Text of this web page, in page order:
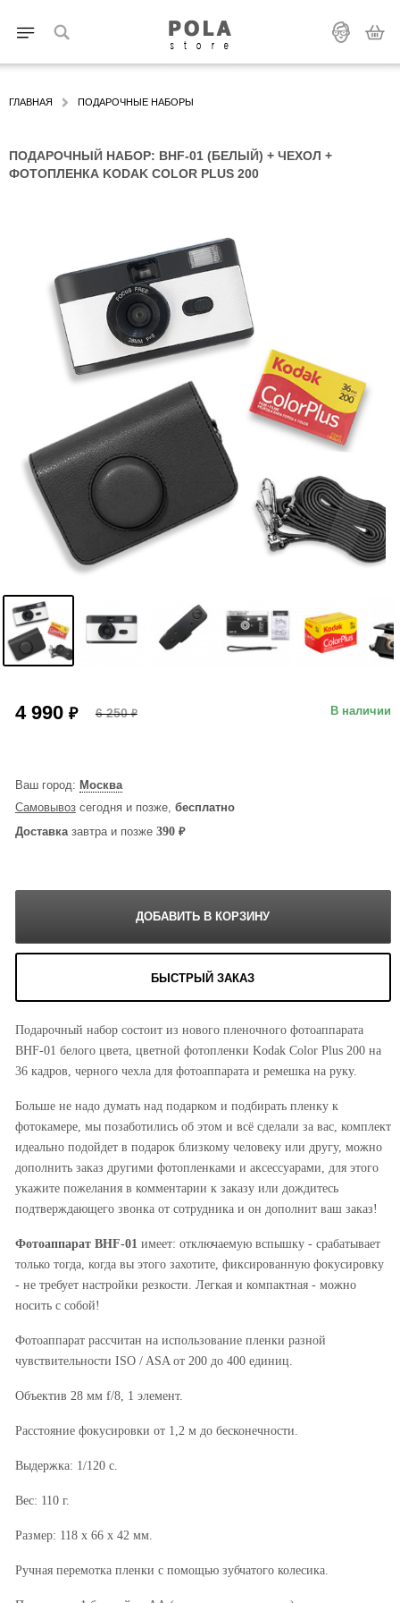
ГЛАВНАЯ ПОДАРОЧНЫЕ НАБОРЫ
ПОДАРОЧНЫЙ НАБОР: BHF-01 (БЕЛЫЙ) + ЧЕХОЛ +
ФОТОПЛЕНКА KODAK COLOR PLUS 200
В наличии
4 990 ₽ 6 250₽
Ваш город: Москва
Самовывозсегодня и позже, бесплатно
Доставказавтра и позже 390 ₽
БЫСТРЫЙ ЗАКАЗ
Подарочный набор состоит из нового пленочного фотоаппарата
BHF-01 белого цвета, цветной фотопленки Kodak Color Plus 200 на
36 кадров, черного чехла для фотоаппарата и ремешка на руку.
Больше не надо думать над подарком и подбирать пленку к
фотокамере, мы позаботились об этом и всё сделали за вас, комплект
идеально подойдет в подарок близкому человеку или другу, можно
дополнить заказ другими фотопленками и аксессуарами, для этого
укажите пожелания в комментарии к заказу или дождитесь
подтверждающего звонка от сотрудника и он дополнит ваш заказ!
Фотоаппарат BHF-01 имеет: отключаемую вспышку - срабатывает
только тогда, когда вы этого захотите, фиксированную фокусировку
- не требует настройки резкости. Легкая и компактная - можно
носить с собой!
Фотоаппарат рассчитан на использование пленки разной
чувствительности ISO / ASA от 200 до 400 единиц.
Объектив 28 мм f/8, 1 элемент.
Расстояние фокусировки от 1,2 м до бесконечности.
Выдержка: 1/120 с.
Вес: 110 г.
Размер: 118 х 66 х 42 мм.
Ручная перемотка пленки с помощью зубчатого колесика.